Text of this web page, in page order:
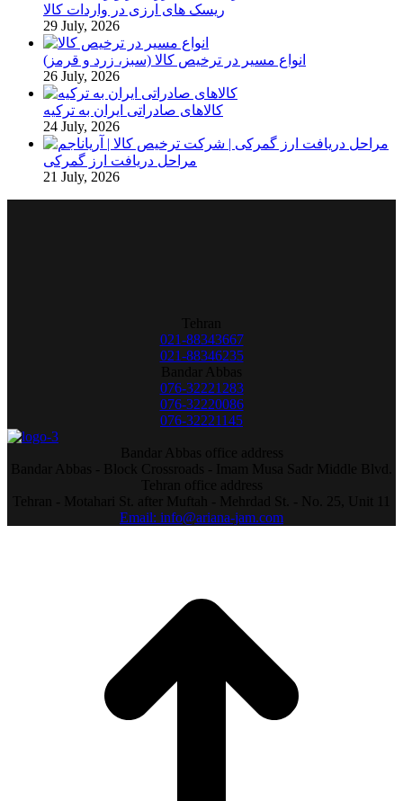
ریسک های ارزی در واردات کالا
29 July, 2026
انواع مسیر در ترخیص کالا (سبز، زرد و قرمز)
26 July, 2026
کالاهای صادراتی ایران به ترکیه
24 July, 2026
مراحل دریافت ارز گمرکی
21 July, 2026
021-88343667
021-88346235
076-32221283
076-32220086
076-32221145
Email: info@ariana-jam.com